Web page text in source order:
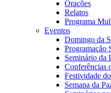
Orações
Relatos
Programa
Eventos
Domingo da
Programação
Seminário da
Conferências
Festividade
Semana da